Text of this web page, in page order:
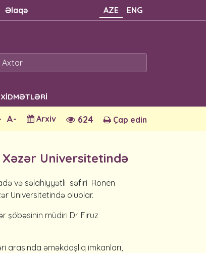
Əlaqə AZE ENG
XİDMƏTLƏRİ
Çap edin
624
Arxiv
A-
Universitetində
və səlahiyyətli səfiri Ronen
Universitetində olublar.
şöbəsinin müdiri Dr. Firuz
arasında əməkdaşlıq imkanları,